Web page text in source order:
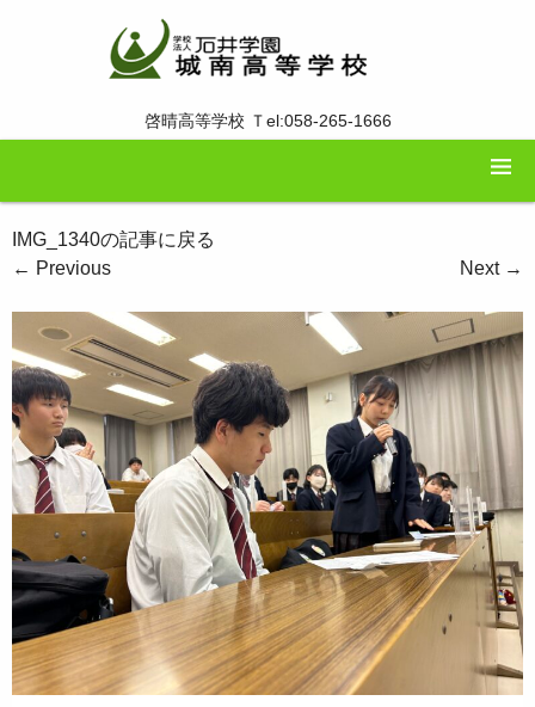
啓晴高等学校 Ｔel:058-265-1666
IMG_1340の記事に戻る
← Previous Next →